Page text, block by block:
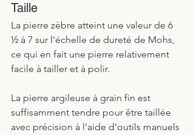
Taille
La pierre zèbre atteint une valeur de 6
½ à 7 sur l'échelle de dureté de Mohs,
ce qui en fait une pierre relativement
facile à tailler et à polir.
La pierre argileuse à grain fin est
suffisamment tendre pour être taillée
avec précision à l'aide d'outils manuels